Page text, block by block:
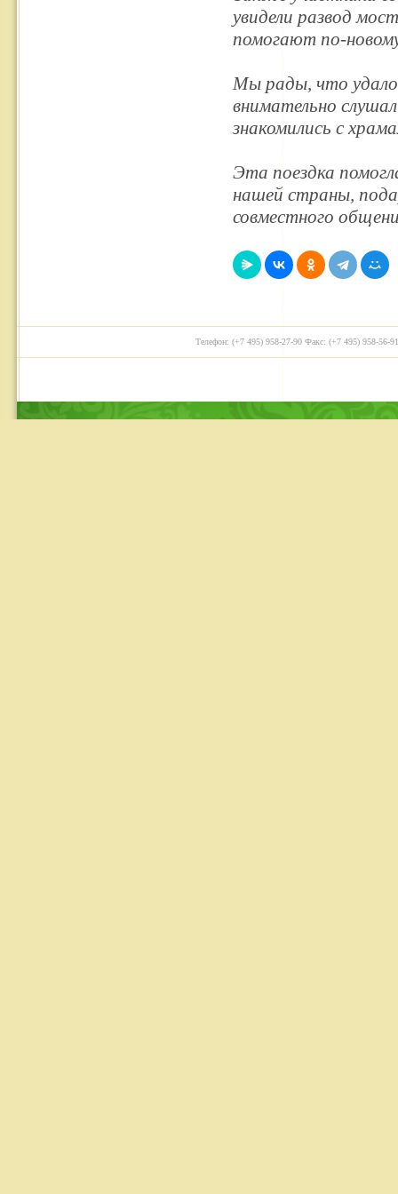
увидели развод
помогают по-
Мы рады, что
внимательно
знакомились с
Эта поездка
нашей страны,
совместного
Телефон: (+7 495) 958-27-90 Факс: (+7 495) 958-56-